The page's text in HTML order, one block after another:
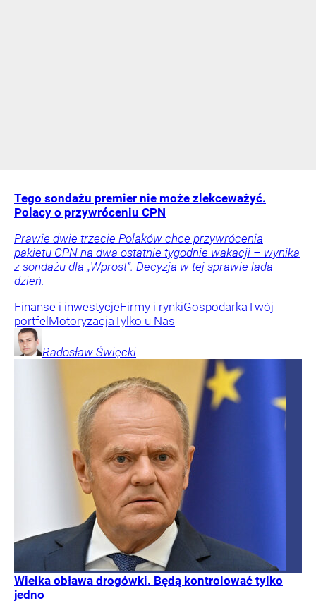
Tego sondażu premier nie może zlekceważyć.
Polacy o przywróceniu CPN
Prawie dwie trzecie Polaków chce przywrócenia
pakietu CPN na dwa ostatnie tygodnie wakacji – wynika
z sondażu dla „Wprost”. Decyzja w tej sprawie lada
dzień.
Finanse i inwestycjeFirmy i rynkiGospodarkaTwój
portfel MotoryzacjaTylko u Nas
Radosław Święcki
Wielka obława drogówki. Będą kontrolować tylko
jedno